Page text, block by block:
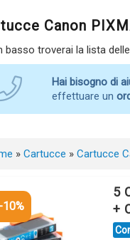
Canon
basso troverai la lista delle
Hai bisogno di
effettuare un
» Cartucce » Cartucce
-10%
5
+